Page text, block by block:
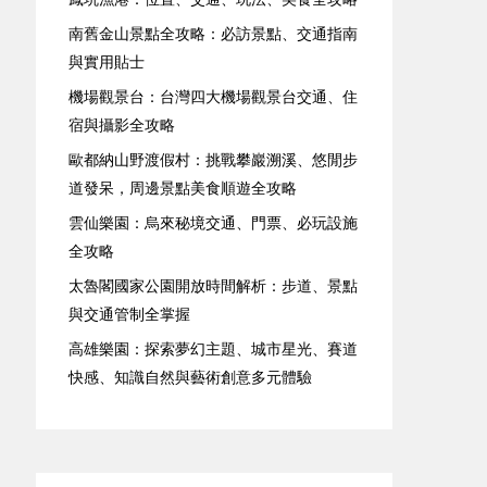
南舊金山景點全攻略：必訪景點、交通指南
與實用貼士
機場觀景台：台灣四大機場觀景台交通、住
宿與攝影全攻略
歐都納山野渡假村：挑戰攀巖溯溪、悠閒步
道發呆，周邊景點美食順遊全攻略
雲仙樂園：烏來秘境交通、門票、必玩設施
全攻略
太魯閣國家公園開放時間解析：步道、景點
與交通管制全掌握
高雄樂園：探索夢幻主題、城市星光、賽道
快感、知識自然與藝術創意多元體驗